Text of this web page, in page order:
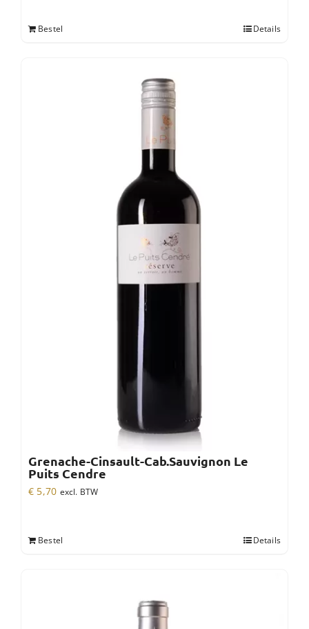
Bestel Details
Grenache-Cinsault-Cab.Sauvignon Le
Puits Cendre
€ 5,70 excl. BTW
Bestel Details